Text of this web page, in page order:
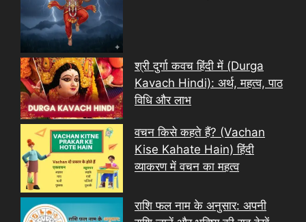
श्री दुर्गा कवच हिंदी में (Durga
Kavach Hindi): अर्थ, महत्व, पाठ
विधि और लाभ
वचन किसे कहते हैं? (Vachan
Kise Kahate Hain) हिंदी
व्याकरण में वचन का महत्व
राशि फल नाम के अनुसार: अपनी